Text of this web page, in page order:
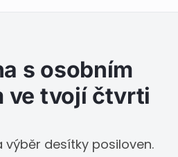
s osobním
ve tvojí čtvrti
výběr desítky posiloven.